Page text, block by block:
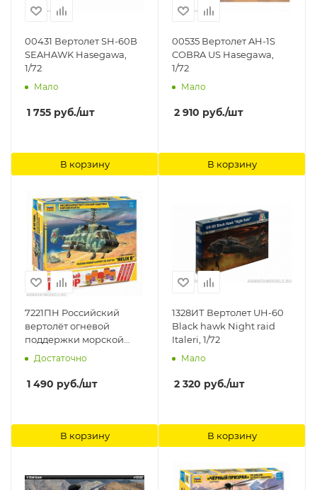
00431 Вертолет SH-60B
SEAHAWK Hasegawa,
1/72
Мало
1 755 руб./шт
В корзину
00535 Вертолет AH-1S
COBRA US Hasegawa,
1/72
Мало
2 910 руб./шт
В корзину
7221ПН Российский
вертолёт огневой
поддержки морской
пехоты Звезда, 1/72
Достаточно
1 490 руб./шт
В корзину
1328ИТ Вертолет UH-60
Black hawk Night raid
Italeri, 1/72
Мало
2 320 руб./шт
В корзину